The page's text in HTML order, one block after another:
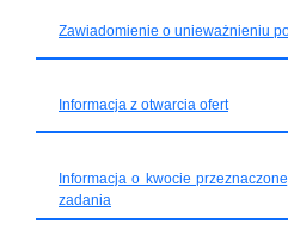
Zawiadomienie o unieważnieniu
Informacja z otwarcia ofert
Informacja o kwocie
zadania